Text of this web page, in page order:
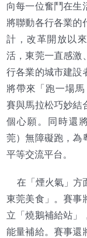
向每一位奮鬥在生
將聯動各行各業的
計，改革開放以
活，東莞一直感激
行各業的城市建設
將帶來「跑一場
賽與馬拉松巧妙結
個心願。同時還
莞）無障礙跑，為
平等交流平台。
在「煙火氣」方
東莞美食」。賽事
立「燒鵝補給站」
能量補給。賽事還